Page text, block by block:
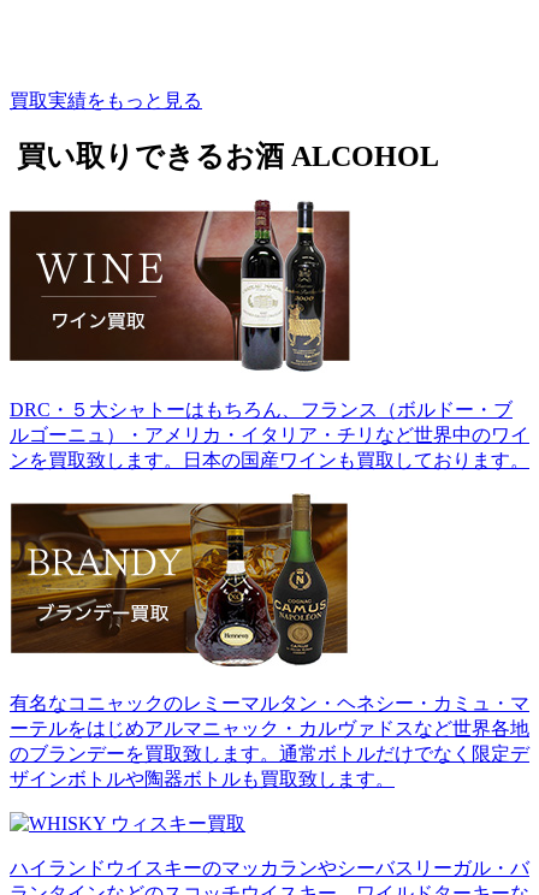
買取実績をもっと見る
買い取りできるお酒 ALCOHOL
DRC・５大シャトーはもちろん、フランス（ボルドー・ブ
ルゴーニュ）・アメリカ・イタリア・チリなど世界中のワイ
ンを買取致します。日本の国産ワインも買取しております。
有名なコニャックのレミーマルタン・ヘネシー・カミュ・マ
ーテルをはじめアルマニャック・カルヴァドスなど世界各地
のブランデーを買取致します。通常ボトルだけでなく限定デ
ザインボトルや陶器ボトルも買取致します。
ハイランドウイスキーのマッカランやシーバスリーガル・バ